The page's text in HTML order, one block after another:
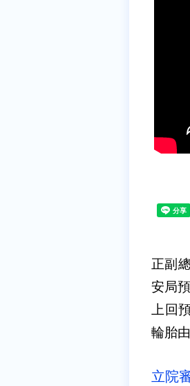
正副
安局
上回
輪胎
立院